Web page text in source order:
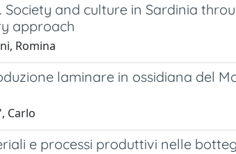
Society and culture in Sardinia
approach
Romina
laminare in ossidiana del
Carlo
e processi produttivi nelle